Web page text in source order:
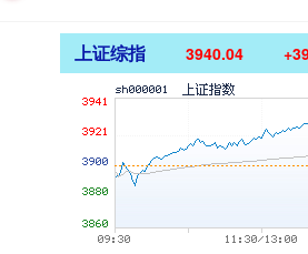
上证综指 3940.04